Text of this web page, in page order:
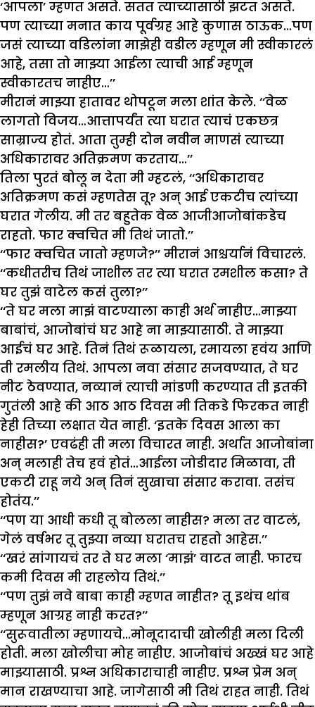
‘आपला’ म्हणत असते. सतत त्याच्यासाठी झटत असते.
पण त्याच्या मनात काय पूर्वग्रह आहे कुणास ठाऊक…पण
जसं त्याच्या वडिलांना माझेही वडील म्हणून मी स्वीकारलं
आहे, तसा तो माझ्या आईला त्याची आई म्हणून
स्वीकारतच नाहीए…’’
मीरानं माझ्या हातावर थोपटून मला शांत केले. ‘‘वेळ
लागतो विजय…आत्तापर्यंत त्या घरात त्याचं एकछत्र
साम्राज्य होतं. आता तुम्ही दोन नवीन माणसं त्याच्या
अधिकारावर अतिक्रमण करताय…’’
तिला पुरतं बोलू न देता मी म्हटलं, ‘‘अधिकारावर
अतिक्रमण कसं म्हणतेस तू? अन् आई एकटीच त्यांच्या
घरात गेलीय. मी तर बहुतेक वेळ आजीआजोबांकडेच
राहतो. फार क्वचित मी तिथं जातो.’’
‘‘फार क्वचित जातो म्हणजे?’’ मीरानं आश्चर्यानं विचारलं.
‘‘कधीतरीच तिथं जाशील तर त्या घरात रमशील कसा? ते
घर तुझं वाटेल कसं तुला?’’
‘‘ते घर मला माझं वाटण्याला काही अर्थ नाहीए…माझ्या
बाबांचं, आजोबांचं घर आहे ना माझ्यासाठी. ते माझ्या
आईचं घर आहे. तिनं तिथं रूळायला, रमायला हवंय आणि
ती रमलीय तिथं. आपला नवा संसार सजवण्यात, ते घर
नीट ठेवण्यात, नव्यानं त्याची मांडणी करण्यात ती इतकी
गुतंली आहे की आठ आठ दिवस मी तिकडे फिरकत नाही
हेही तिच्या लक्षात येत नाही. ‘इतके दिवस आला का
नाहीस?’ एवढंही ती मला विचारत नाही. अर्थात आजोबांना
अन् मलाही तेच हवं होतं…आईला जोडीदार मिळावा, ती
एकटी राहू नये अन् तिनं सुखाचा संसार करावा. तसंच
होतंय.’’
‘‘पण या आधी कधी तू बोलला नाहीस? मला तर वाटलं,
गेलं वर्षभर तू तुझ्या नव्या घरातच राहतो आहेस.’’
‘‘खरं सांगायचं तर ते घर मला ‘माझं’ वाटत नाही. फारच
कमी दिवस मी राहलोय तिथं.’’
‘‘पण तुझं नवे बाबा काही म्हणत नाहीत? तू इथंच थांब
म्हणून आग्रह नाही करत?’’
‘‘सुरूवातीला म्हणायचे…मोनूदादाची खोलीही मला दिली
होती. मला खोलीचा मोह नाहीए. आजोबांचं अख्खं घर आहे
माझ्यासाठी. प्रश्न अधिकाराचाही नाहीए. प्रश्न प्रेम अन्
मान राखण्याचा आहे. जागेसाठी मी तिथं राहत नाही. तिथं